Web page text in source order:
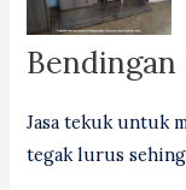
Jasa tekuk untuk
tegak lurus